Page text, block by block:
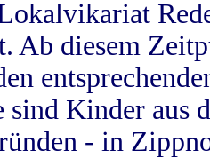
Ab diesem
sind Kinder aus
- in